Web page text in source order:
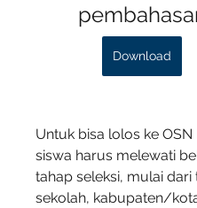
Download
Untuk bisa lolos ke OSN
siswa harus melewati
tahap seleksi, mulai dari
sekolah, kabupaten/